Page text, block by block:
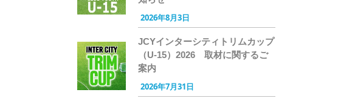
2026年8月3日
JCYインターシティトリムカップ
（U-15）2026 取材に関するご
案内
2026年7月31日